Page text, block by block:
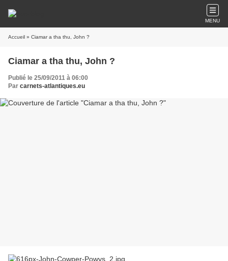
MENU
Accueil » Ciamar a tha thu, John ?
Ciamar a tha thu, John ?
Publié le 25/09/2011 à 06:00
Par carnets-atlantiques.eu